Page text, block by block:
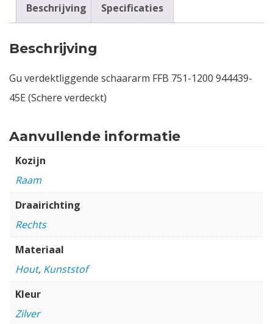
Beschrijving Specificaties
Beschrijving
Gu verdektliggende schaararm FFB 751-1200 944439-
45E (Schere verdeckt)
Aanvullende informatie
Kozijn
Raam
Draairichting
Rechts
Materiaal
Hout, Kunststof
Kleur
Zilver